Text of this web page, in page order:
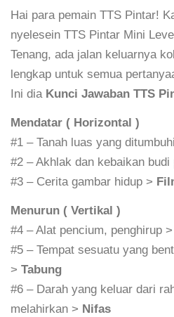
Hai para pemain TTS Pintar!
nyelesein TTS Pintar Mini
Tenang, ada jalan keluarnya
lengkap untuk semua
Ini dia Kunci Jawaban TTS
Mendatar ( Horizontal )
#1 – Tanah luas yang
#2 – Akhlak dan kebaikan budi
#3 – Cerita gambar hidup >
Menurun ( Vertikal )
#4 – Alat pencium, penghirup >
#5 – Tempat sesuatu yang
> Tabung
#6 – Darah yang keluar dari
melahirkan > Nifas